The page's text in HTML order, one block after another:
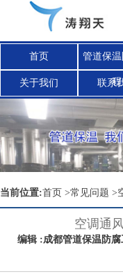
首页 管道保
程
关于我们 联系
当前位置:首页 >常见问题 >
空调通
编辑 :成都管道保温防腐